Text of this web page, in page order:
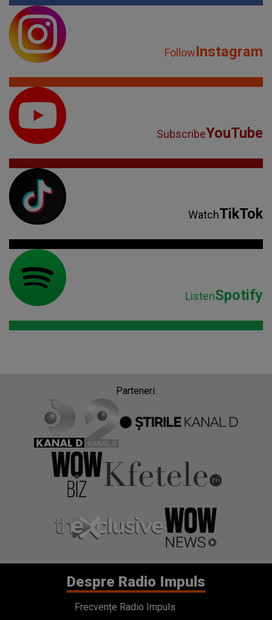
FollowInstagram
SubscribeYouTube
WatchTikTok
ListenSpotify
Parteneri:
Despre Radio Impuls
Frecvențe Radio Impuls